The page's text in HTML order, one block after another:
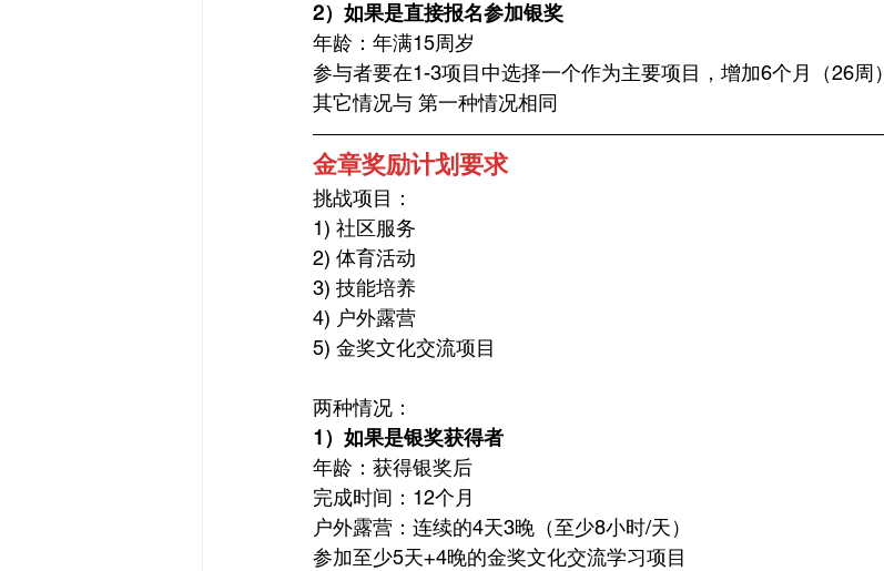
2）如果是直接报名参加银奖
年龄：年满15周岁
参与者要在1-3项目中选择一个作为主要项目，增加6个月（26周）
其它情况与 第一种情况相同
金章奖励计划要求
挑战项目：
1) 社区服务
2) 体育活动
3) 技能培养
4) 户外露营
5) 金奖文化交流项目
两种情况：
1）如果是银奖获得者
年龄：获得银奖后
完成时间：12个月
户外露营：连续的4天3晚（至少8小时/天）
参加至少5天+4晚的金奖文化交流学习项目